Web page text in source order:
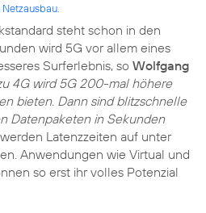
steht schon in den
wird 5G vor allem eines
Surferlebnis, so Wolfgang
4G wird 5G 200-mal höhere
bieten. Dann sind blitzschnelle
Datenpaketen in Sekunden
Latenzzeiten auf unter
Anwendungen wie Virtual und
so erst ihr volles Potenzial